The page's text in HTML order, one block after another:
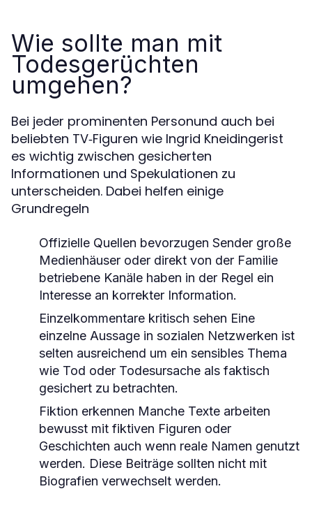
Wie sollte man mit
Todesgerüchten
umgehen?
Bei jeder prominenten Personund auch bei
beliebten TV‑Figuren wie Ingrid Kneidingerist
es wichtig zwischen gesicherten
Informationen und Spekulationen zu
unterscheiden. Dabei helfen einige
Grundregeln
Offizielle Quellen bevorzugen Sender große
Medienhäuser oder direkt von der Familie
betriebene Kanäle haben in der Regel ein
Interesse an korrekter Information.
Einzelkommentare kritisch sehen Eine
einzelne Aussage in sozialen Netzwerken ist
selten ausreichend um ein sensibles Thema
wie Tod oder Todesursache als faktisch
gesichert zu betrachten.
Fiktion erkennen Manche Texte arbeiten
bewusst mit fiktiven Figuren oder
Geschichten auch wenn reale Namen genutzt
werden. Diese Beiträge sollten nicht mit
Biografien verwechselt werden.